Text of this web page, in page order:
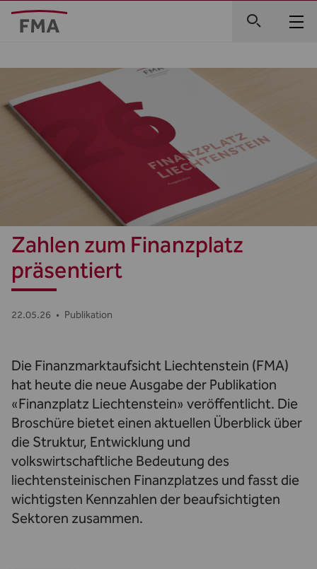
Zahlen zum Finanzplatz
präsentiert
22.05.26 • Publikation
Die Finanzmarktaufsicht Liechtenstein (FMA)
hat heute die neue Ausgabe der Publikation
«Finanzplatz Liechtenstein» veröffentlicht. Die
Broschüre bietet einen aktuellen Überblick über
die Struktur, Entwicklung und
volkswirtschaftliche Bedeutung des
liechtensteinischen Finanzplatzes und fasst die
wichtigsten Kennzahlen der beaufsichtigten
Sektoren zusammen.